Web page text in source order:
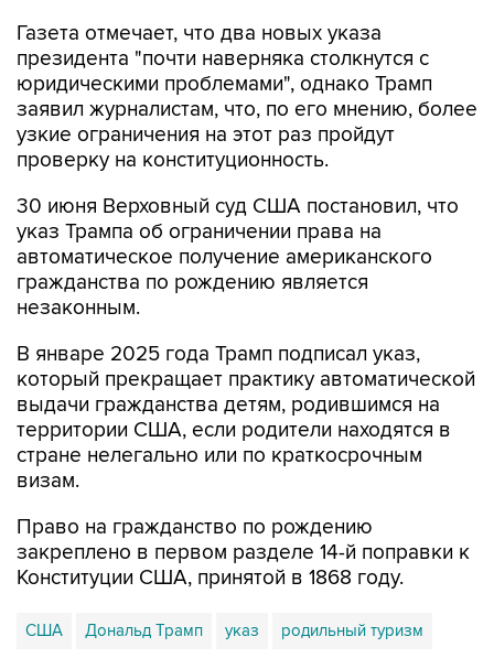
Газета отмечает, что два новых указа
президента "почти наверняка столкнутся с
юридическими проблемами", однако Трамп
заявил журналистам, что, по его мнению, более
узкие ограничения на этот раз пройдут
проверку на конституционность.
30 июня Верховный суд США постановил, что
указ Трампа об ограничении права на
автоматическое получение американского
гражданства по рождению является
незаконным.
В январе 2025 года Трамп подписал указ,
который прекращает практику автоматической
выдачи гражданства детям, родившимся на
территории США, если родители находятся в
стране нелегально или по краткосрочным
визам.
Право на гражданство по рождению
закреплено в первом разделе 14-й поправки к
Конституции США, принятой в 1868 году.
США Дональд Трамп указ родильный туризм